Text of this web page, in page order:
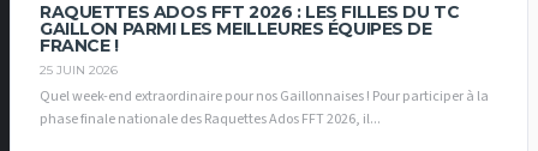
RAQUETTES ADOS FFT 2026 : LES FILLES DU TC
GAILLON PARMI LES MEILLEURES ÉQUIPES DE
FRANCE !
25 JUIN 2026
Quel week-end extraordinaire pour nos Gaillonnaises ! Pour participer à la
phase finale nationale des Raquettes Ados FFT 2026, il...